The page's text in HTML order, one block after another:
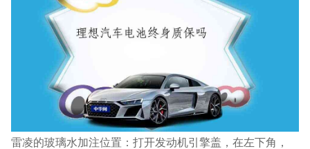
雷凌的玻璃水加注位置：打开发动机引擎盖，在左下角，